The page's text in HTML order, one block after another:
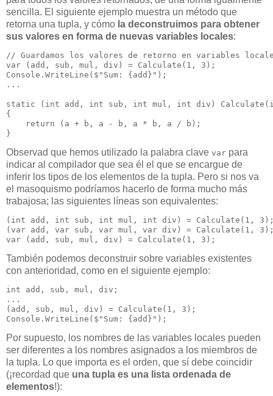
sencilla. El siguiente ejemplo muestra un método que
retorna una tupla, y cómo la deconstruimos para obtener
sus valores en forma de nuevas variables locales:
// Guardamos los valores de retorno en variables
var (add, sub, mul, div) = Calculate(1, 3);
Console.WriteLine($"Sum: {add}");
...
static (int add, int sub, int mul, int div)
{
    return (a + b, a - b, a * b, a / b);
}
Observad que hemos utilizado la palabra clave var para
indicar al compilador que sea él el que se encargue de
inferir los tipos de los elementos de la tupla. Pero si nos va
el masoquismo podríamos hacerlo de forma mucho más
trabajosa; las siguientes líneas son equivalentes:
(int add, int sub, int mul, int div) = Calculate(1,
(var add, var sub, var mul, var div) = Calculate(1,
var (add, sub, mul, div) = Calculate(1, 3);
También podemos deconstruir sobre variables existentes
con anterioridad, como en el siguiente ejemplo:
int add, sub, mul, div;
...
(add, sub, mul, div) = Calculate(1, 3);
Console.WriteLine($"Sum: {add}");
Por supuesto, los nombres de las variables locales pueden
ser diferentes a los nombres asignados a los miembros de
la tupla. Lo que importa es el orden, que sí debe coincidir
(¡recordad que una tupla es una lista ordenada de
elementos!):